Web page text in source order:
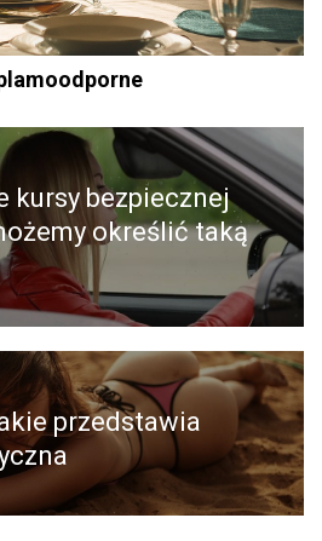
kursy bezpiecznej
określić taką
przedstawia